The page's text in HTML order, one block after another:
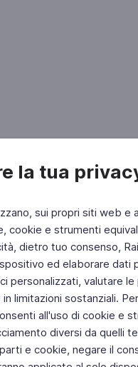
la tua
sui propri siti web
cookie e strumenti
dietro tuo consenso,
ed elaborare dati
personalizzati, valutare
limitazioni sostanziali.
all'uso di cookie e
diversi da quelli
e cookie, negare il